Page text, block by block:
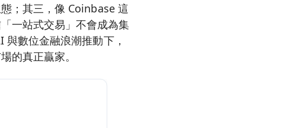
；其三，像 Coinbase 這
一站式交易」不會成為集
數位金融浪潮推動下，
的真正贏家。